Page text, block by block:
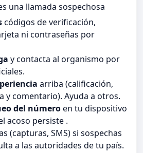
una llamada sospechosa
códigos de verificación,
ni contraseñas por
y contacta al organismo por
arriba (calificación,
y comentario). Ayuda a otros.
del númeroen tu dispositivo
acoso persiste .
(capturas, SMS) si sospechas
a las autoridades de tu país.